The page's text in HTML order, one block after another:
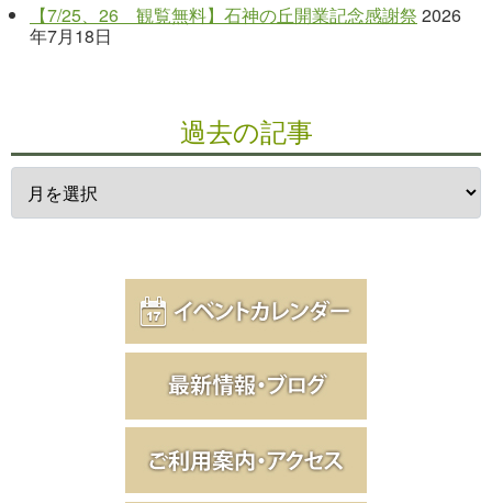
【7/25、26 観覧無料】石神の丘開業記念感謝祭 2026
年7月18日
過去の記事